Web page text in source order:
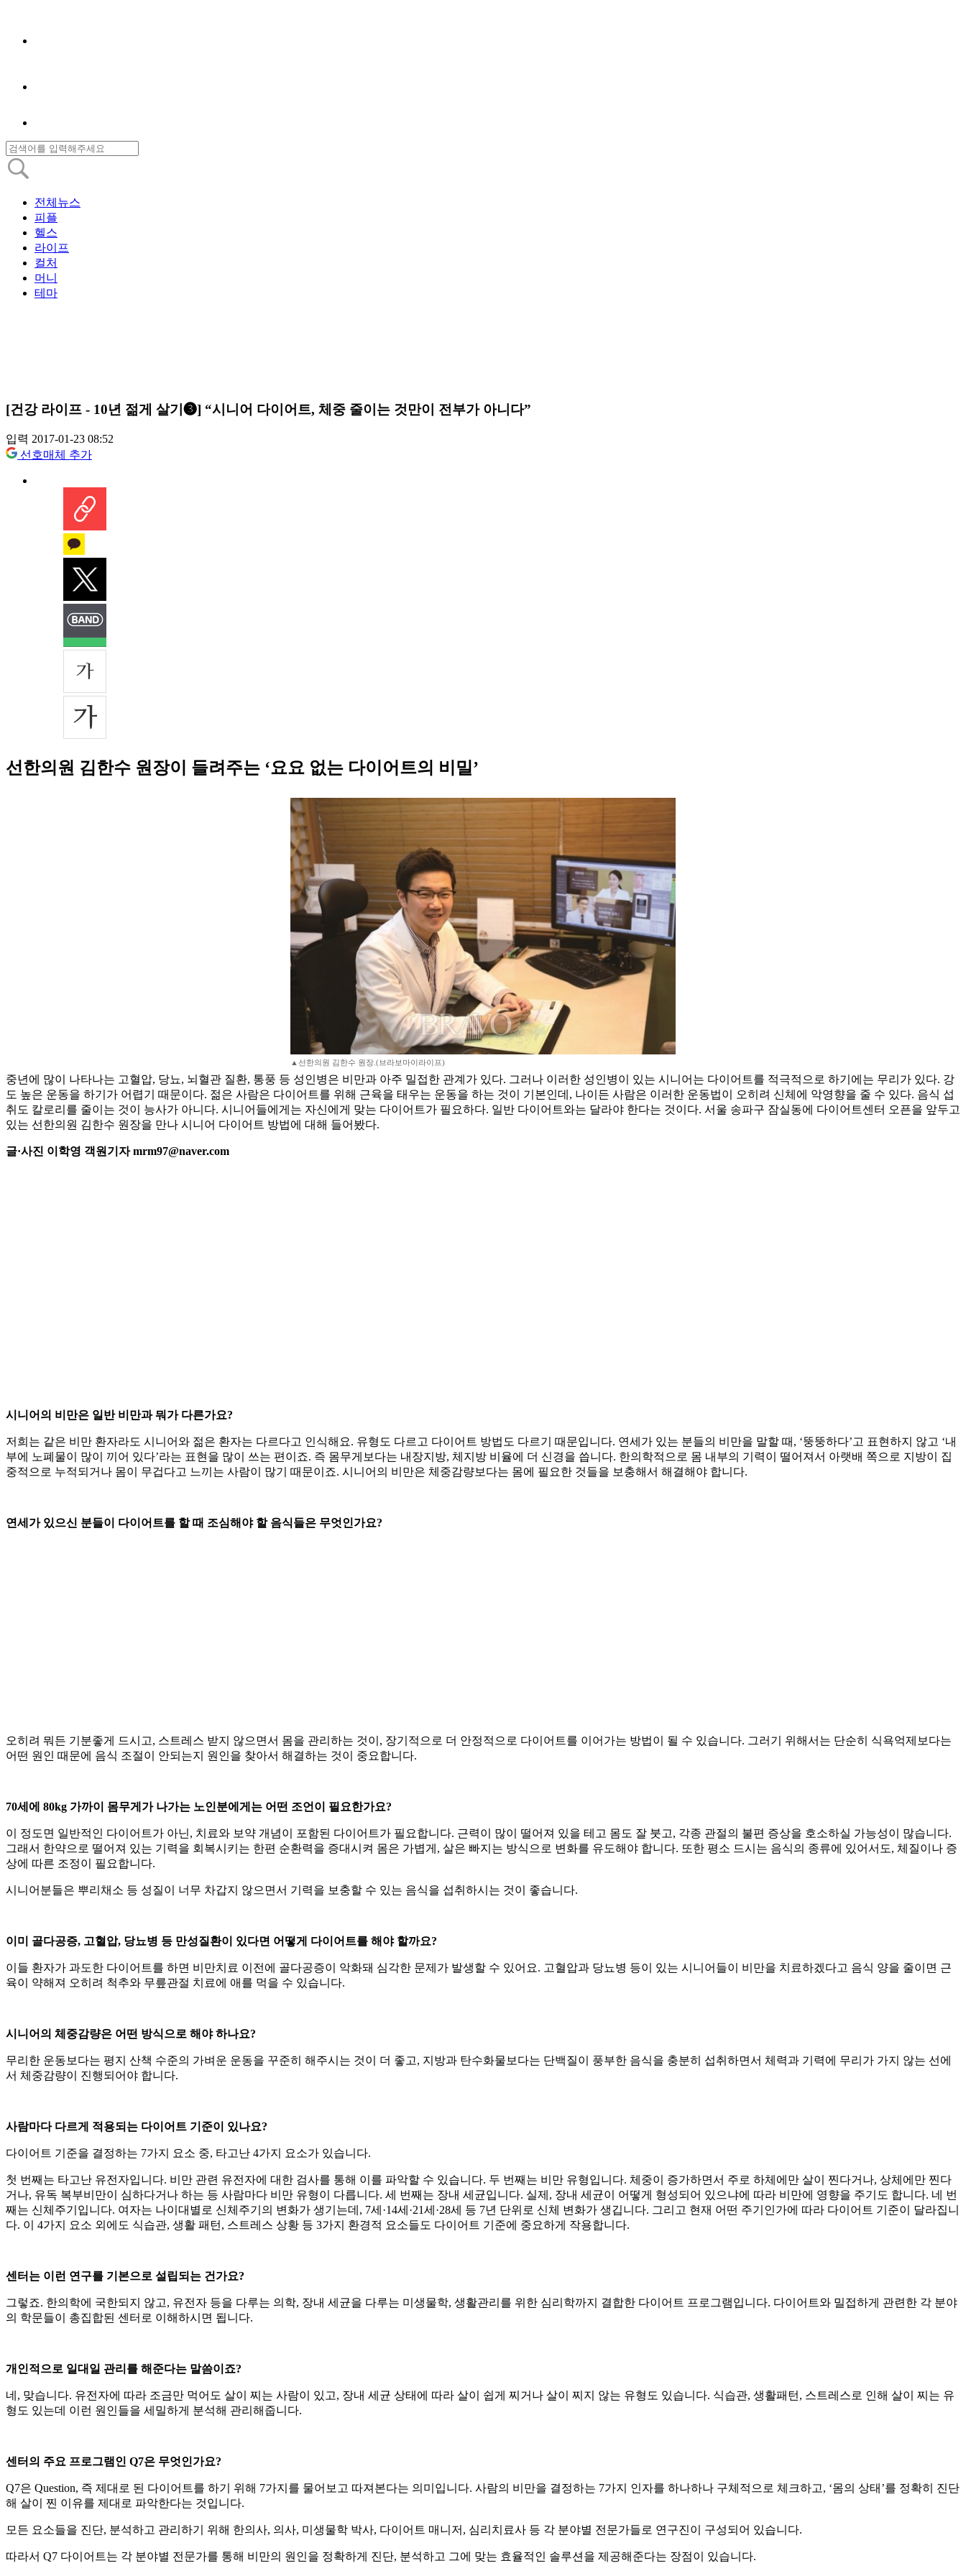
전체뉴스
피플
헬스
라이프
컬처
머니
테마
[건강 라이프 - 10년 젊게 살기❸] “시니어 다이어트, 체중 줄이는 것만이 전부가 아니다”
입력 2017-01-23 08:52
선호매체 추가
선한의원 김한수 원장이 들려주는 ‘요요 없는 다이어트의 비밀’
▲선한의원 김한수 원장.(브라보마이라이프)
중년에 많이 나타나는 고혈압, 당뇨, 뇌혈관 질환, 통풍 등 성인병은 비만과 아주 밀접한 관계가 있다. 그러나 이러한 성인병이 있는 시니어는 다이어트를 적극적으로 하기에는 무리가 있다. 강
도 높은 운동을 하기가 어렵기 때문이다. 젊은 사람은 다이어트를 위해 근육을 태우는 운동을 하는 것이 기본인데, 나이든 사람은 이러한 운동법이 오히려 신체에 악영향을 줄 수 있다. 음식 섭
취도 칼로리를 줄이는 것이 능사가 아니다. 시니어들에게는 자신에게 맞는 다이어트가 필요하다. 일반 다이어트와는 달라야 한다는 것이다. 서울 송파구 잠실동에 다이어트센터 오픈을 앞두고
있는 선한의원 김한수 원장을 만나 시니어 다이어트 방법에 대해 들어봤다.
글·사진 이학영 객원기자 mrm97@naver.com
시니어의 비만은 일반 비만과 뭐가 다른가요?
저희는 같은 비만 환자라도 시니어와 젊은 환자는 다르다고 인식해요. 유형도 다르고 다이어트 방법도 다르기 때문입니다. 연세가 있는 분들의 비만을 말할 때, ‘뚱뚱하다’고 표현하지 않고 ‘내
부에 노폐물이 많이 끼어 있다’라는 표현을 많이 쓰는 편이죠. 즉 몸무게보다는 내장지방, 체지방 비율에 더 신경을 씁니다. 한의학적으로 몸 내부의 기력이 떨어져서 아랫배 쪽으로 지방이 집
중적으로 누적되거나 몸이 무겁다고 느끼는 사람이 많기 때문이죠. 시니어의 비만은 체중감량보다는 몸에 필요한 것들을 보충해서 해결해야 합니다.
연세가 있으신 분들이 다이어트를 할 때 조심해야 할 음식들은 무엇인가요?
오히려 뭐든 기분좋게 드시고, 스트레스 받지 않으면서 몸을 관리하는 것이, 장기적으로 더 안정적으로 다이어트를 이어가는 방법이 될 수 있습니다. 그러기 위해서는 단순히 식욕억제보다는
어떤 원인 때문에 음식 조절이 안되는지 원인을 찾아서 해결하는 것이 중요합니다.
70세에 80kg 가까이 몸무게가 나가는 노인분에게는 어떤 조언이 필요한가요?
이 정도면 일반적인 다이어트가 아닌, 치료와 보약 개념이 포함된 다이어트가 필요합니다. 근력이 많이 떨어져 있을 테고 몸도 잘 붓고, 각종 관절의 불편 증상을 호소하실 가능성이 많습니다.
그래서 한약으로 떨어져 있는 기력을 회복시키는 한편 순환력을 증대시켜 몸은 가볍게, 살은 빠지는 방식으로 변화를 유도해야 합니다. 또한 평소 드시는 음식의 종류에 있어서도, 체질이나 증
상에 따른 조정이 필요합니다.
시니어분들은 뿌리채소 등 성질이 너무 차갑지 않으면서 기력을 보충할 수 있는 음식을 섭취하시는 것이 좋습니다.
이미 골다공증, 고혈압, 당뇨병 등 만성질환이 있다면 어떻게 다이어트를 해야 할까요?
이들 환자가 과도한 다이어트를 하면 비만치료 이전에 골다공증이 악화돼 심각한 문제가 발생할 수 있어요. 고혈압과 당뇨병 등이 있는 시니어들이 비만을 치료하겠다고 음식 양을 줄이면 근
육이 약해져 오히려 척추와 무릎관절 치료에 애를 먹을 수 있습니다.
시니어의 체중감량은 어떤 방식으로 해야 하나요?
무리한 운동보다는 평지 산책 수준의 가벼운 운동을 꾸준히 해주시는 것이 더 좋고, 지방과 탄수화물보다는 단백질이 풍부한 음식을 충분히 섭취하면서 체력과 기력에 무리가 가지 않는 선에
서 체중감량이 진행되어야 합니다.
사람마다 다르게 적용되는 다이어트 기준이 있나요?
다이어트 기준을 결정하는 7가지 요소 중, 타고난 4가지 요소가 있습니다.
첫 번째는 타고난 유전자입니다. 비만 관련 유전자에 대한 검사를 통해 이를 파악할 수 있습니다. 두 번째는 비만 유형입니다. 체중이 증가하면서 주로 하체에만 살이 찐다거나, 상체에만 찐다
거나, 유독 복부비만이 심하다거나 하는 등 사람마다 비만 유형이 다릅니다. 세 번째는 장내 세균입니다. 실제, 장내 세균이 어떻게 형성되어 있으냐에 따라 비만에 영향을 주기도 합니다. 네 번
째는 신체주기입니다. 여자는 나이대별로 신체주기의 변화가 생기는데, 7세·14세·21세·28세 등 7년 단위로 신체 변화가 생깁니다. 그리고 현재 어떤 주기인가에 따라 다이어트 기준이 달라집니
다. 이 4가지 요소 외에도 식습관, 생활 패턴, 스트레스 상황 등 3가지 환경적 요소들도 다이어트 기준에 중요하게 작용합니다.
센터는 이런 연구를 기본으로 설립되는 건가요?
그렇죠. 한의학에 국한되지 않고, 유전자 등을 다루는 의학, 장내 세균을 다루는 미생물학, 생활관리를 위한 심리학까지 결합한 다이어트 프로그램입니다. 다이어트와 밀접하게 관련한 각 분야
의 학문들이 총집합된 센터로 이해하시면 됩니다.
개인적으로 일대일 관리를 해준다는 말씀이죠?
네, 맞습니다. 유전자에 따라 조금만 먹어도 살이 찌는 사람이 있고, 장내 세균 상태에 따라 살이 쉽게 찌거나 살이 찌지 않는 유형도 있습니다. 식습관, 생활패턴, 스트레스로 인해 살이 찌는 유
형도 있는데 이런 원인들을 세밀하게 분석해 관리해줍니다.
센터의 주요 프로그램인 Q7은 무엇인가요?
Q7은 Question, 즉 제대로 된 다이어트를 하기 위해 7가지를 물어보고 따져본다는 의미입니다. 사람의 비만을 결정하는 7가지 인자를 하나하나 구체적으로 체크하고, ‘몸의 상태’를 정확히 진단
해 살이 찐 이유를 제대로 파악한다는 것입니다.
모든 요소들을 진단, 분석하고 관리하기 위해 한의사, 의사, 미생물학 박사, 다이어트 매니저, 심리치료사 등 각 분야별 전문가들로 연구진이 구성되어 있습니다.
따라서 Q7 다이어트는 각 분야별 전문가를 통해 비만의 원인을 정확하게 진단, 분석하고 그에 맞는 효율적인 솔루션을 제공해준다는 장점이 있습니다.